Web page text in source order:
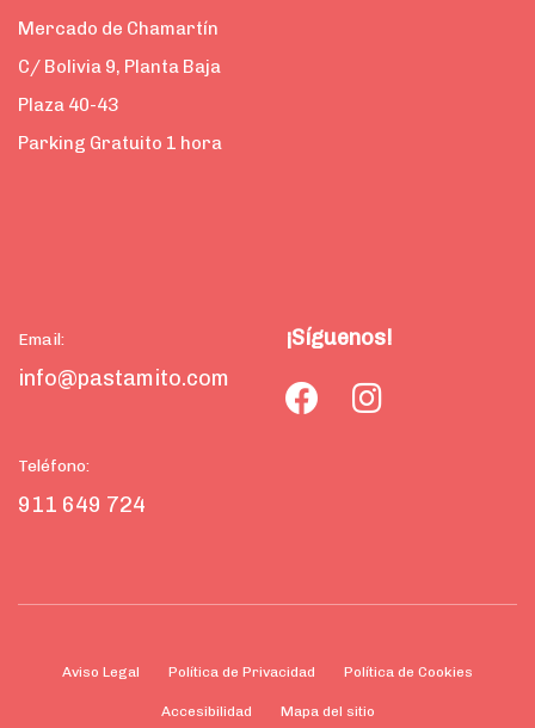
Mercado de Chamartín
C/ Bolivia 9, Planta Baja
Plaza 40-43
Parking Gratuito 1 hora
Email:
info@pastamito.com
Teléfono:
911 649 724
¡Síguenos!
Aviso Legal Política de Privacidad Política de Cookies
Accesibilidad Mapa del sitio